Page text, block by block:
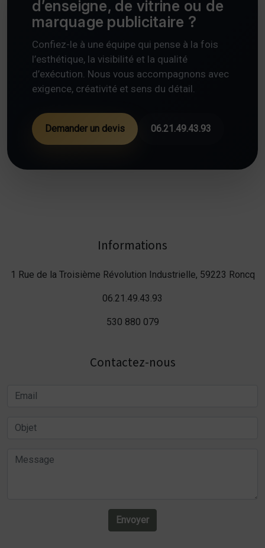
d’enseigne, de vitrine ou de
marquage publicitaire ?
Confiez-le à une équipe qui pense à la fois
l’esthétique, la visibilité et la qualité
d’exécution. Nous vous accompagnons avec
exigence, créativité et sens du détail.
Demander un devis 06.21.49.43.93
Informations
1 Rue de la Troisième Révolution Industrielle, 59223 Roncq
06.21.49.43.93
530 880 079
Contactez-nous
Envoyer